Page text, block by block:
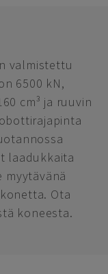
valmistettu
6500 kN,
cm³ ja ruuvin
laadukkaita
Ota
koneesta.